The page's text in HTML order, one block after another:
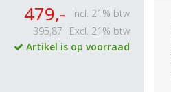
479,-
Incl. 21% btw
395,87
Excl. 21% btw
Artikel is op voorraad